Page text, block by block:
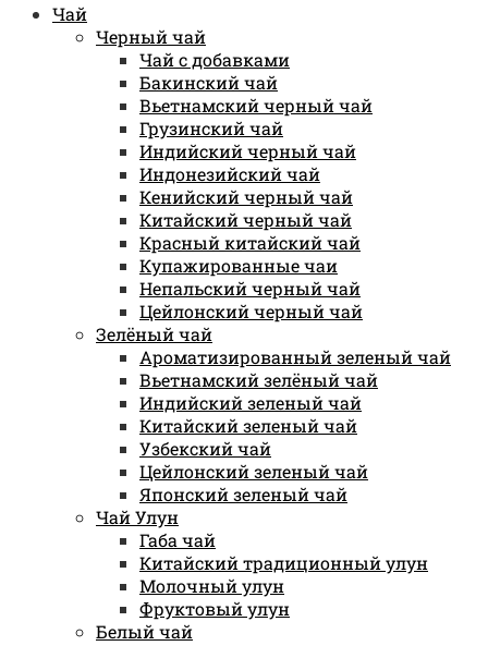
Чай
Черный чай
Чай с добавками
Бакинский чай
Вьетнамский черный чай
Грузинский чай
Индийский черный чай
Индонезийский чай
Кенийский черный чай
Китайский черный чай
Красный китайский чай
Купажированные чаи
Непальский черный чай
Цейлонский черный чай
Зелёный чай
Ароматизированный зеленый чай
Вьетнамский зелёный чай
Индийский зеленый чай
Китайский зеленый чай
Узбекский чай
Цейлонский зеленый чай
Японский зеленый чай
Чай Улун
Габа чай
Китайский традиционный улун
Молочный улун
Фруктовый улун
Белый чай